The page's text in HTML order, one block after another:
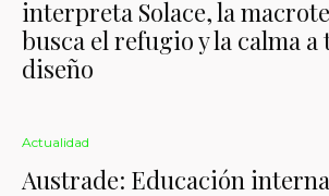
interpreta Solace, la
busca el refugio y la calma a
diseño
Actualidad
Austrade: Educación